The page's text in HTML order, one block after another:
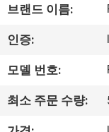
상
우
리
브랜드 이름:
인증:
모델 번호:
최소 주문 수량: